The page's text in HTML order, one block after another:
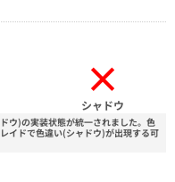
×
シャドウ
ウ)の実装状態が統一されました。色
イドで色違い(シャドウ)が出現する可